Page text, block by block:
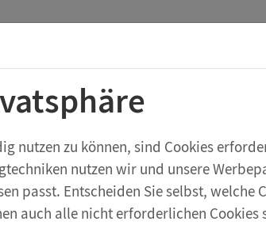
nutzen zu können, sind Cookies
nutzen wir und unsere
passt. Entscheiden Sie selbst, welche
auch alle nicht erforderlichen
Zubehör eXperiBot Lehrwerksversuche